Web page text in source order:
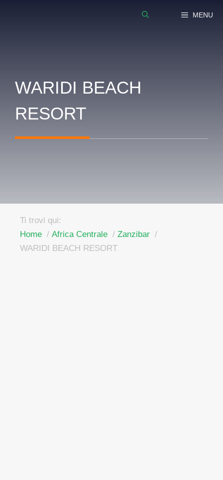
MENU
WARIDI BEACH
RESORT
Ti trovi qui:
Home
Africa Centrale
Zanzibar
WARIDI BEACH RESORT